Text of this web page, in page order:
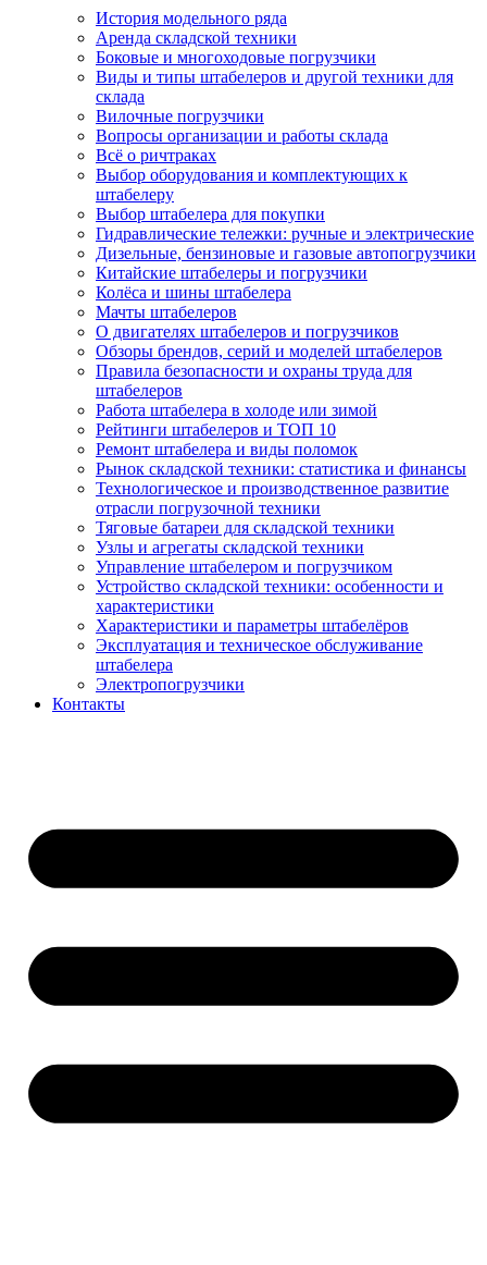
История модельного ряда
Аренда складской техники
Боковые и многоходовые погрузчики
Виды и типы штабелеров и другой техники для
склада
Вилочные погрузчики
Вопросы организации и работы склада
Всё о ричтраках
Выбор оборудования и комплектующих к
штабелеру
Выбор штабелера для покупки
Гидравлические тележки: ручные и электрические
Дизельные, бензиновые и газовые автопогрузчики
Китайские штабелеры и погрузчики
Колёса и шины штабелера
Мачты штабелеров
О двигателях штабелеров и погрузчиков
Обзоры брендов, серий и моделей штабелеров
Правила безопасности и охраны труда для
штабелеров
Работа штабелера в холоде или зимой
Рейтинги штабелеров и ТОП 10
Ремонт штабелера и виды поломок
Рынок складской техники: статистика и финансы
Технологическое и производственное развитие
отрасли погрузочной техники
Тяговые батареи для складской техники
Узлы и агрегаты складской техники
Управление штабелером и погрузчиком
Устройство складской техники: особенности и
характеристики
Характеристики и параметры штабелёров
Эксплуатация и техническое обслуживание
штабелера
Электропогрузчики
Контакты